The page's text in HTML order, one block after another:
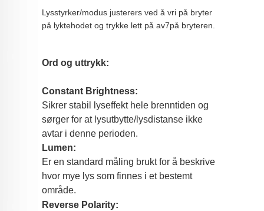
Lysstyrker/modus justerers ved å vri på bryter
på lyktehodet og trykke lett på av7på bryteren.
Ord og uttrykk:
Constant Brightness:
Sikrer stabil lyseffekt hele brenntiden og
sørger for at lysutbytte/lysdistanse ikke
avtar i denne perioden.
Lumen:
Er en standard måling brukt for å beskrive
hvor mye lys som finnes i et bestemt
område.
Reverse Polarity: